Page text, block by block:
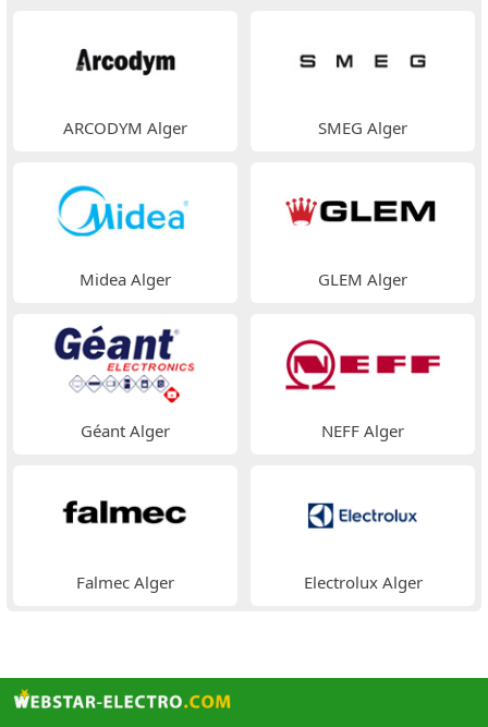
ARCODYM Alger SMEG Alger
Midea Alger GLEM Alger
Géant Alger NEFF Alger
Falmec Alger Electrolux Alger